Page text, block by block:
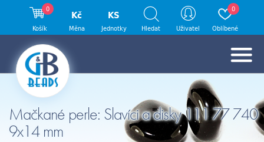
Mačkané perle: Slavíci a disky 111 77 740
9x14 mm
0
Košík
Kč
Měna
KS
Jednotky Hledat Uživatel
0
Oblíbené